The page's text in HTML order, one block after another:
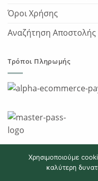
Όροι Χρήσης
Αναζήτηση Αποστολής
Τρόποι Πληρωμής
Copyright
Χρησιμοποιούμε
καλύτερη